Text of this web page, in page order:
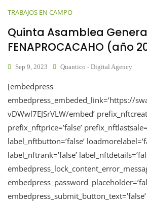
TRABAJOS EN CAMPO
Quinta Asamblea
FENAPROCACAHO (año
Sep 9, 2023 Quantico - Digital Agency
[embedpress
embedpress_embeded_link=’https://
vDWwl7EJSrVLW/embed’
prefix_nftprice=’false’
label_nftbutton=’false’
label_nftrank=’false’
embedpress_submit_button_text=’false’